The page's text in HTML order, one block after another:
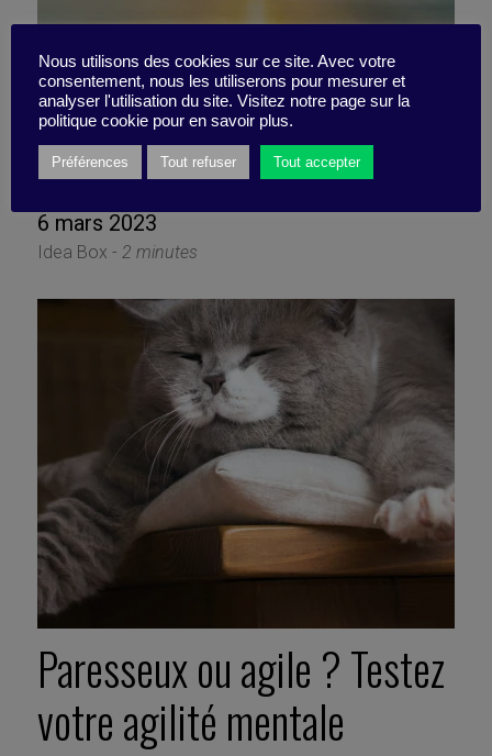
5 livres utiles pour garder
les pieds sur terre
6 mars 2023
Idea Box - 2 minutes
Paresseux ou agile ? Testez
votre agilité mentale
Nous utilisons des cookies sur ce site. Avec votre
consentement, nous les utiliserons pour mesurer et
analyser l'utilisation du site. Visitez notre page sur la
politique cookie pour en savoir plus.
Préférences Tout refuser Tout accepter